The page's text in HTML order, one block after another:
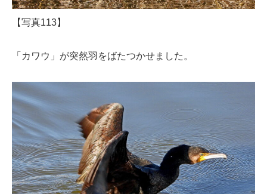
【写真113】
「カワウ」が突然羽をばたつかせました。